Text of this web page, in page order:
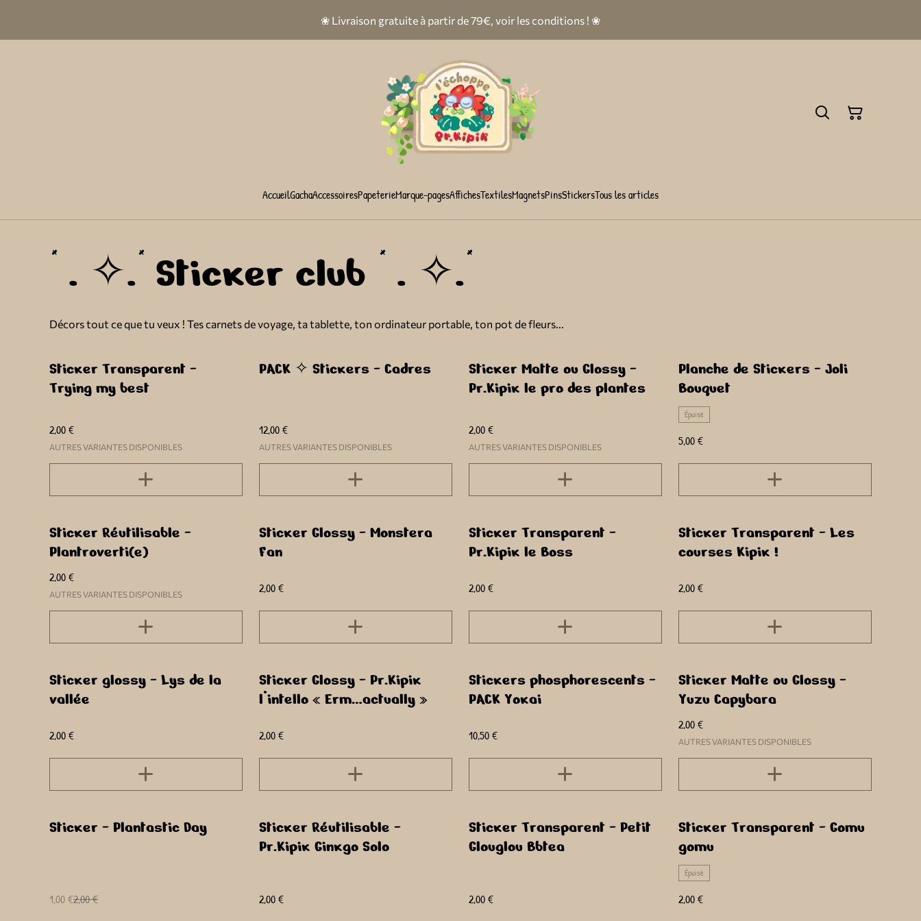
❀ Livraison gratuite à partir de 79€, voir les conditions ! ❀
AccueilGachaAccessoiresPapeterieMarque-pagesAffichesTextilesMagnetsPinsStickersTous les articles
* . ✧.* Sticker club * . ✧.*
Décors tout ce que tu veux ! Tes carnets de voyage, ta tablette, ton ordinateur portable, ton pot de fleurs...
Sticker Transparent -
Trying my best
2,00 €
AUTRES VARIANTES DISPONIBLES
PACK ✧ Stickers - Cadres
12,00 €
AUTRES VARIANTES DISPONIBLES
Sticker Matte ou Glossy -
Pr.Kipik le pro des plantes
2,00 €
AUTRES VARIANTES DISPONIBLES
Planche de Stickers - Joli
Bouquet
Épuisé
5,00 €
Sticker Réutilisable -
Plantroverti(e)
2,00 €
AUTRES VARIANTES DISPONIBLES
Sticker Glossy - Monstera
Fan
2,00 €
Sticker Transparent -
Pr.Kipik le Boss
2,00 €
Sticker Transparent - Les
courses Kipik !
2,00 €
Sticker glossy - Lys de la
vallée
2,00 €
Sticker Glossy - Pr.Kipik
l’intello « Erm…actually »
2,00 €
Stickers phosphorescents -
PACK Yokai
10,50 €
Sticker Matte ou Glossy -
Yuzu Capybara
2,00 €
AUTRES VARIANTES DISPONIBLES
%
Sticker - Plantastic Day
1,00 €2,00 €
Sticker Réutilisable -
Pr.Kipik Ginkgo Solo
2,00 €
Sticker Transparent - Petit
Glouglou Bbtea
2,00 €
Sticker Transparent - Gomu
gomu
Épuisé
2,00 €